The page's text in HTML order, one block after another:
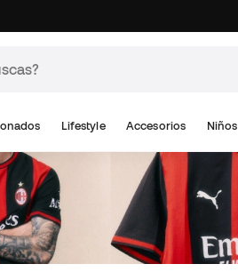
Lifestyle Accesorios Niños